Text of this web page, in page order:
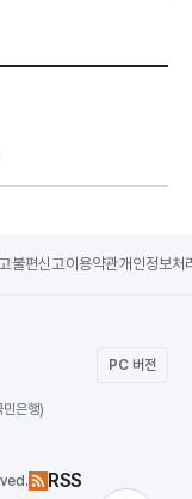
불편신고이용약관개인정보처
PC 버전
은행)
RSS